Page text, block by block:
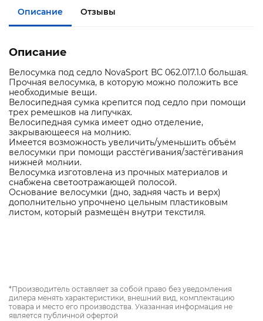
Описание Отзывы
Описание
Велосумка под седло NovaSport ВС 062.017.1.0 большая.
Прочная велосумка, в которую можно положить все
необходимые вещи.
Велосипедная сумка крепится под седло при помощи
трех ремешков на липучках.
Велосипедная сумка имеет одно отделение,
закрывающееся на молнию.
Имеется возможность увеличить/уменьшить объём
велосумки при помощи расстёгивания/застёгивания
нижней молнии.
Велосумка изготовлена из прочных материалов и
снабжена светоотражающей полосой.
Основание велосумки (дно, задняя часть и верх)
дополнительно упрочнено цельным пластиковым
листом, который размещён внутри текстиля.
*Производитель оставляет за собой право без уведомления
дилера менять характеристики, внешний вид, комплектацию
товара и место его производства. Указанная информация не
является публичной офертой